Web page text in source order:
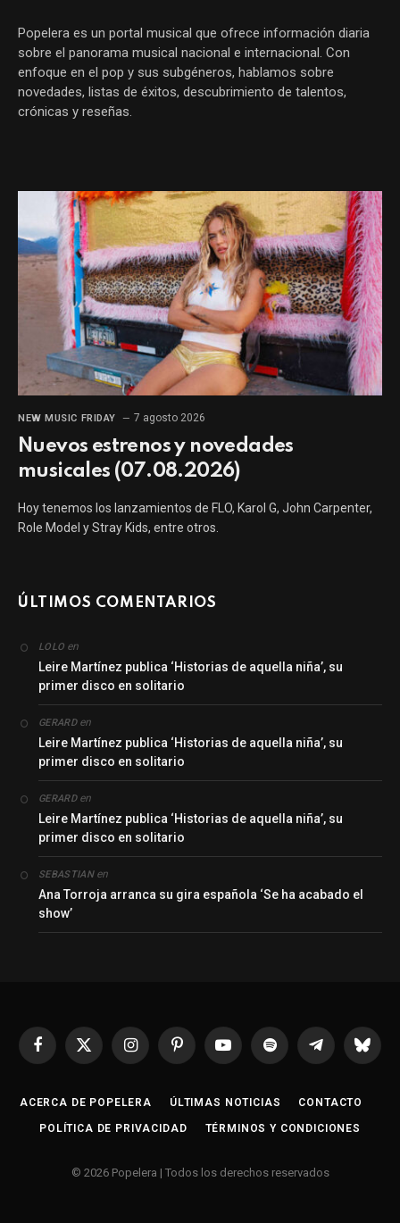
Popelera es un portal musical que ofrece información diaria
sobre el panorama musical nacional e internacional. Con
enfoque en el pop y sus subgéneros, hablamos sobre
novedades, listas de éxitos, descubrimiento de talentos,
crónicas y reseñas.
NEW MUSIC FRIDAY 7 agosto 2026
Nuevos estrenos y novedades
musicales (07.08.2026)
Hoy tenemos los lanzamientos de FLO, Karol G, John Carpenter,
Role Model y Stray Kids, entre otros.
ÚLTIMOS COMENTARIOS
LOLO en
Leire Martínez publica ‘Historias de aquella niña’, su
primer disco en solitario
GERARDen
Leire Martínez publica ‘Historias de aquella niña’, su
primer disco en solitario
GERARDen
Leire Martínez publica ‘Historias de aquella niña’, su
primer disco en solitario
SEBASTIANen
Ana Torroja arranca su gira española ‘Se ha acabado el
show’
Facebook
X
InstagramPinterestYouTubeSpotify Telegrama
ACERCA DE POPELERA ÚLTIMAS NOTICIAS CONTACTO
POLÍTICA DE PRIVACIDAD TÉRMINOS Y CONDICIONES
© 2026 Popelera | Todos los derechos reservados